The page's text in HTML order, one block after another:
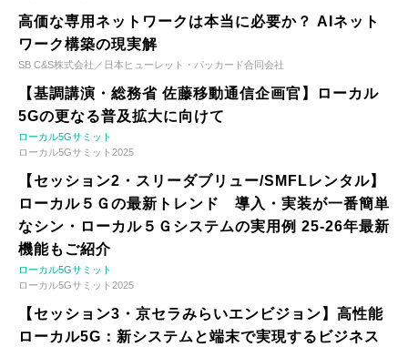
高価な専用ネットワークは本当に必要か？ AIネット
ワーク構築の現実解
SB C&S株式会社／日本ヒューレット・パッカード合同会社
【基調講演・総務省 佐藤移動通信企画官】ローカル
5Gの更なる普及拡大に向けて
ローカル5Gサミット
ローカル5Gサミット2025
【セッション2・スリーダブリュー/SMFLレンタル】
ローカル５Ｇの最新トレンド 導入・実装が一番簡単
なシン・ローカル５Ｇシステムの実用例 25-26年最新
機能もご紹介
ローカル5Gサミット
ローカル5Gサミット2025
【セッション3・京セラみらいエンビジョン】高性能
ローカル5G：新システムと端末で実現するビジネス